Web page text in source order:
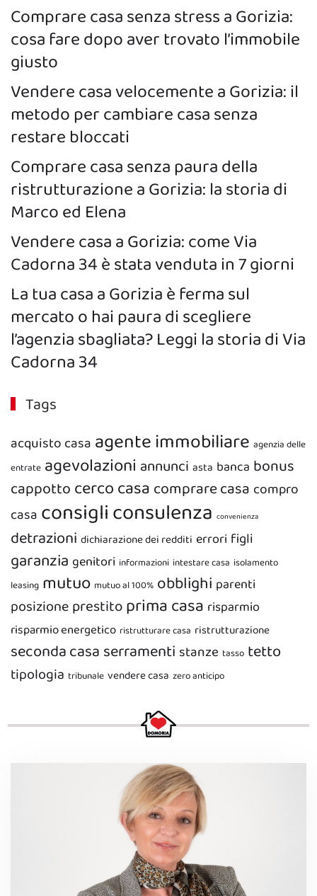
Comprare casa senza stress a Gorizia:
cosa fare dopo aver trovato l’immobile
giusto
Vendere casa velocemente a Gorizia: il
metodo per cambiare casa senza
restare bloccati
Comprare casa senza paura della
ristrutturazione a Gorizia: la storia di
Marco ed Elena
Vendere casa a Gorizia: come Via
Cadorna 34 è stata venduta in 7 giorni
La tua casa a Gorizia è ferma sul
mercato o hai paura di scegliere
l’agenzia sbagliata? Leggi la storia di Via
Cadorna 34
Tags
acquisto casa agente immobiliare agenzia delle
entrate agevolazioni annunci asta banca bonus
cappottocerco casacomprare casa compro
casa consigliconsulenza convenienza
detrazioni dichiarazione dei redditi errori figli
garanzia genitori informazioni intestare casa isolamento
leasing mutuo mutuo al 100% obblighi parenti
posizioneprestitoprima casa risparmio
risparmio energetico ristrutturare casa ristrutturazione
seconda casaserramenti stanze tasso tetto
tipologia tribunale vendere casa zero anticipo